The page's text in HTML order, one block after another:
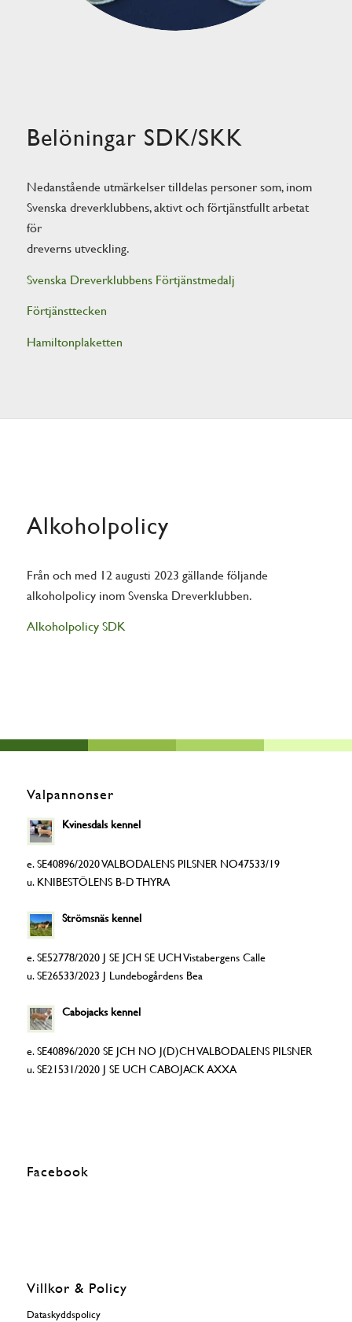
Belöningar SDK/SKK
Nedanstående utmärkelser tilldelas personer som, inom
Svenska dreverklubbens, aktivt och förtjänstfullt arbetat
för
dreverns utveckling.
Svenska Dreverklubbens Förtjänstmedalj
Förtjänsttecken
Hamiltonplaketten
Alkoholpolicy
Från och med 12 augusti 2023 gällande följande
alkoholpolicy inom Svenska Dreverklubben.
Alkoholpolicy SDK
Valpannonser
Kvinesdals kennel
e. SE40896/2020 VALBODALENS PILSNER NO47533/19
u. KNIBESTÖLENS B-D THYRA
Strömsnäs kennel
e. SE52778/2020 J SE JCH SE UCH Vistabergens Calle
u. SE26533/2023 J Lundebogårdens Bea
Cabojacks kennel
e. SE40896/2020 SE JCH NO J(D)CH VALBODALENS PILSNER
u. SE21531/2020 J SE UCH CABOJACK AXXA
Facebook
Villkor & Policy
Dataskyddspolicy